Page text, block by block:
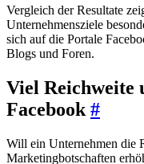
Vergleich der Resultate
Unternehmensziele
sich auf die Portale
Blogs und Foren.
Viel Reichweite
Facebook #
Will ein Unternehmen die
Marketingbotschaften